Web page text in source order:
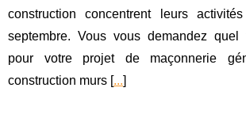
construction concentrent leurs
septembre. Vous vous demandez quel
pour votre projet de maçonnerie
construction murs [...]